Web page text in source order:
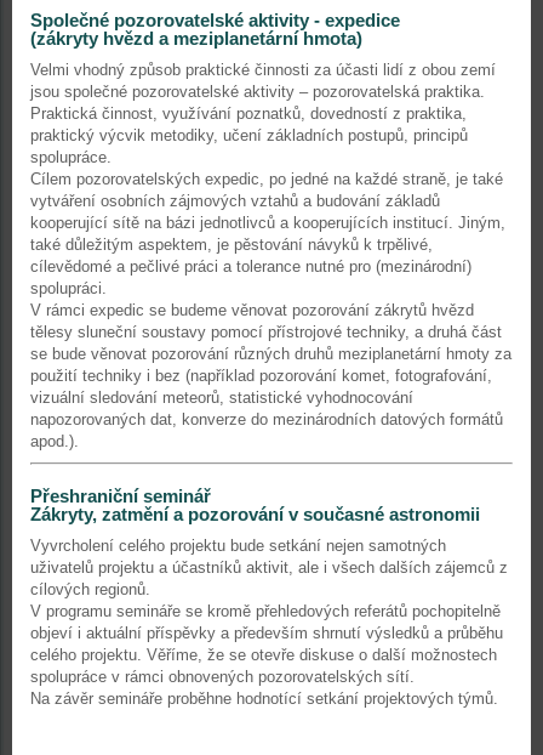
Společné pozorovatelské aktivity - expedice
(zákryty hvězd a meziplanetární hmota)
Velmi vhodný způsob praktické činnosti za účasti lidí z obou zemí
jsou společné pozorovatelské aktivity – pozorovatelská praktika.
Praktická činnost, využívání poznatků, dovedností z praktika,
praktický výcvik metodiky, učení základních postupů, principů
spolupráce.
Cílem pozorovatelských expedic, po jedné na každé straně, je také
vytváření osobních zájmových vztahů a budování základů
kooperující sítě na bázi jednotlivců a kooperujících institucí. Jiným,
také důležitým aspektem, je pěstování návyků k trpělivé,
cílevědomé a pečlivé práci a tolerance nutné pro (mezinárodní)
spolupráci.
V rámci expedic se budeme věnovat pozorování zákrytů hvězd
tělesy sluneční soustavy pomocí přístrojové techniky, a druhá část
se bude věnovat pozorování různých druhů meziplanetární hmoty za
použití techniky i bez (například pozorování komet, fotografování,
vizuální sledování meteorů, statistické vyhodnocování
napozorovaných dat, konverze do mezinárodních datových formátů
apod.).
Přeshraniční seminář
Zákryty, zatmění a pozorování v současné astronomii
Vyvrcholení celého projektu bude setkání nejen samotných
uživatelů projektu a účastníků aktivit, ale i všech dalších zájemců z
cílových regionů.
V programu semináře se kromě přehledových referátů pochopitelně
objeví i aktuální příspěvky a především shrnutí výsledků a průběhu
celého projektu. Věříme, že se otevře diskuse o další možnostech
spolupráce v rámci obnovených pozorovatelských sítí.
Na závěr semináře proběhne hodnotící setkání projektových týmů.